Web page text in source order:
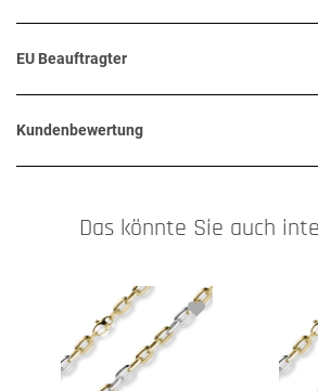
EU Beauftragter
Kundenbewertung
Das könnte Sie auch